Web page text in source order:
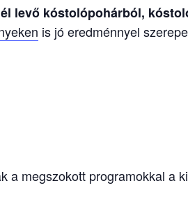
levő kóstolópohárból,
is jó eredménnyel
a megszokott programokkal a